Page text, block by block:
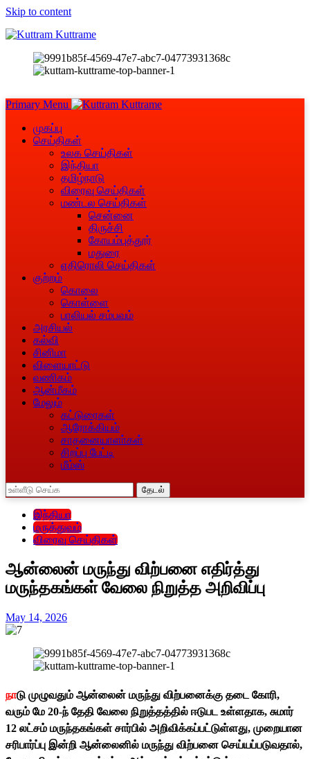
Skip to content
Primary Menu
முகப்பு
செய்திகள்
உலக செய்திகள்
இந்தியா
தமிழ்நாடு
விரைவு செய்திகள்
மண்டல செய்திகள்
சென்னை
திருச்சி
கோயம்புத்தூர்
மதுரை
எதிரொலி செய்திகள்
குற்றம்
கொலை
கொள்ளை
பாலியல் சம்பவம்
அரசியல்
கல்வி
சினிமா
விளையாட்டு
வணிகம்
ஆன்மீகம்
மேலும்
கட்டுரைகள்
ஆரோக்கியம்
சாதனையாளா்கள்
சிறப்பு பேட்டி
மீம்ஸ்
தேடல்
இந்தியா
மருத்துவம்
விரைவு செய்திகள்
ஆன்லைன் மருந்து விற்பனை எதிர்த்து
மருந்தகங்கள் வேலை நிறுத்த அறிவிப்பு
May 14, 2026
நாடு முழுவதும் ஆன்லைன் மருந்து விற்பனைக்கு தடை கோரி,
வரும் மே 20-ந் தேதி வேலை நிறுத்தத்தில் ஈடுபட உள்ளதாக, சுமார்
12 லட்சம் மருந்தகங்கள் சார்பில் அறிவிக்கப்பட்டுள்ளது, முறையான
சரிபார்ப்பு இன்றி ஆன்லைனில் மருந்து விற்பனை செய்யப்படுவதால்,